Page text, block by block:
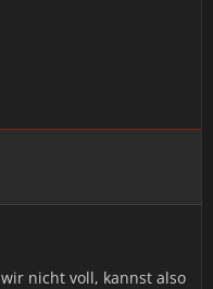
nicht voll, kannst also